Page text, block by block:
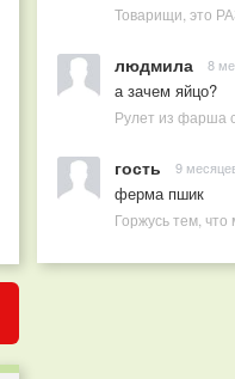
людмила 8
а зачем яйцо?
Рулет из фарша
гость 9
ферма пшик